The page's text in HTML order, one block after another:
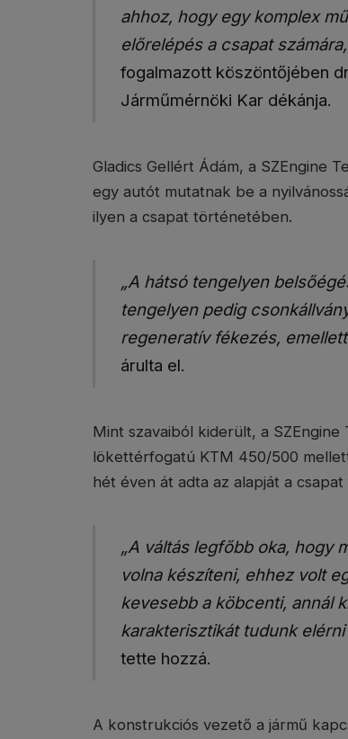
ahhoz, hogy egy komplex
előrelépés a csapat
fogalmazott köszöntőjében
Járműmérnöki Kar dékánja.
Gladics Gellért Ádám, a SZEngine
egy autót mutatnak be a
ilyen a csapat történetében.
„A hátsó tengelyen
tengelyen pedig
regeneratív fékezés,
árulta el.
Mint szavaiból kiderült, a
lökettérfogatú KTM 450/500
hét éven át adta az alapját a
„A váltás legfőbb oka, hogy
volna készíteni, ehhez volt
kevesebb a köbcenti, annál
karakterisztikát tudunk
tette hozzá.
A konstrukciós vezető a jármű